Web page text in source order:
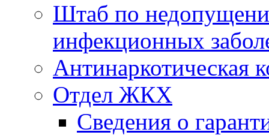
Штаб по
инфекционных
Антинаркотическая
Отдел ЖКХ
Сведения о